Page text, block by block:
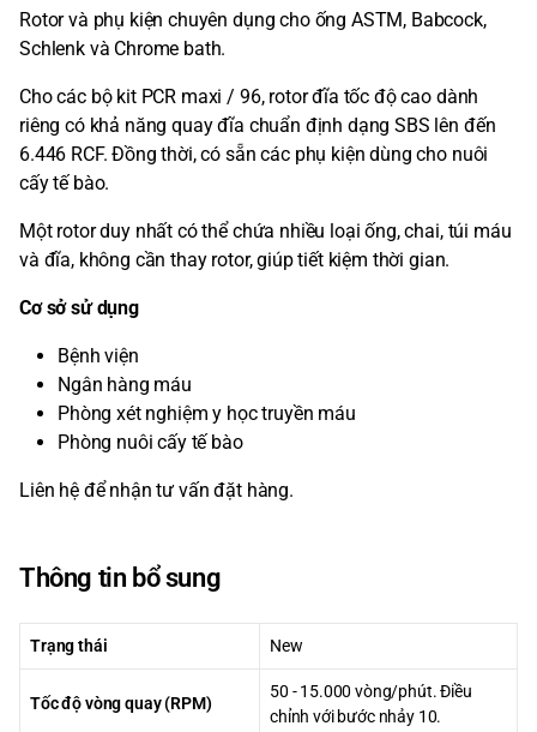
Rotor và phụ kiện chuyên dụng cho ống ASTM, Babcock,
Schlenk và Chrome bath.
Cho các bộ kit PCR maxi / 96, rotor đĩa tốc độ cao dành
riêng có khả năng quay đĩa chuẩn định dạng SBS lên đến
6.446 RCF. Đồng thời, có sẵn các phụ kiện dùng cho nuôi
cấy tế bào.
Một rotor duy nhất có thể chứa nhiều loại ống, chai, túi máu
và đĩa, không cần thay rotor, giúp tiết kiệm thời gian.
Cơ sở sử dụng
Bệnh viện
Ngân hàng máu
Phòng xét nghiệm y học truyền máu
Phòng nuôi cấy tế bào
Liên hệ để nhận tư vấn đặt hàng.
Thông tin bổ sung
Trạng thái New
Tốc độ vòng quay (RPM)
50 - 15.000 vòng/phút. Điều
chỉnh với bước nhảy 10.